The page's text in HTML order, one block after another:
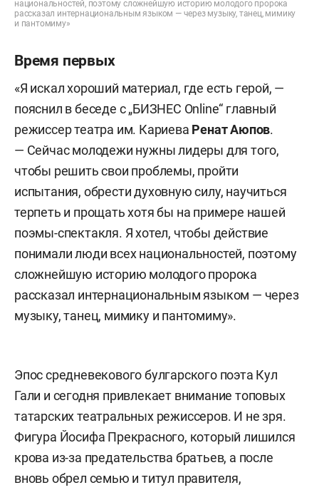
национальностей, поэтому сложнейшую историю молодого пророка
рассказал интернациональным языком — через музыку, танец, мимику
и пантомиму»
Время первых
«Я искал хороший материал, где есть герой, —
пояснил в беседе с „БИЗНЕС Online“ главный
режиссер театра им. Кариева Ренат Аюпов.
— Сейчас молодежи нужны лидеры для того,
чтобы решить свои проблемы, пройти
испытания, обрести духовную силу, научиться
терпеть и прощать хотя бы на примере нашей
поэмы-спектакля. Я хотел, чтобы действие
понимали люди всех национальностей, поэтому
сложнейшую историю молодого пророка
рассказал интернациональным языком — через
музыку, танец, мимику и пантомиму».
Эпос средневекового булгарского поэта Кул
Гали и сегодня привлекает внимание топовых
татарских театральных режиссеров. И не зря.
Фигура Йосифа Прекрасного, который лишился
крова из-за предательства братьев, а после
вновь обрел семью и титул правителя,